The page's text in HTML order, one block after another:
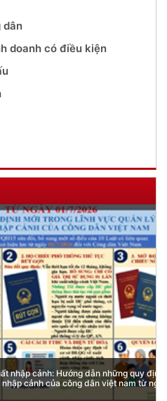
dân
doanh có điều kiện
dẫn những quy định mới trong lĩnh
dân việt nam từ ngày 01/7/2026